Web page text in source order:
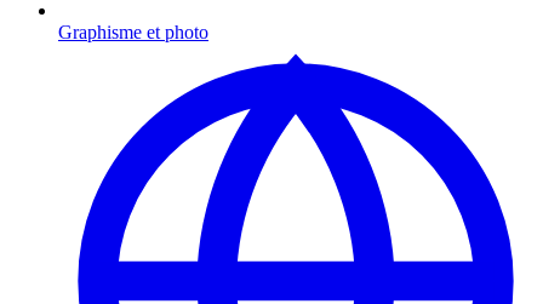
Graphisme et photo